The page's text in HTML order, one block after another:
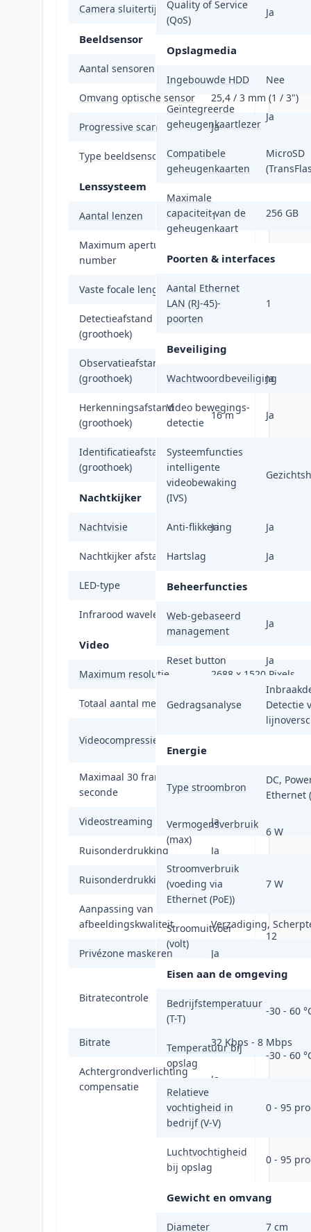
Camera sluitertijd 1/3 - 1/100000 s
Beeldsensor
Aantal sensoren
Omvang optische sensor 25,4 / 3 mm (1 / 3")
Progressive scan Ja
Type beeldsensor CMOS
Lenssysteem
Aantal lenzen 1
Maximum aperture
number
1,6
Vaste focale lengte 4 mm
Detectieafstand
(groothoek)
Observatieafstand
(groothoek)
Herkenningsafstand
(groothoek)
16 m
Identificatieafstand
(groothoek)
8 m
Nachtkijker
Nachtvisie Ja
Nachtkijker afstand
LED-type IR
Infrarood wavelength 850 nm
Video
Maximum resolutie 2688 x 1520 Pixels
Totaal aantal megapixels 4 MP
Videocompressieformaten
Maximaal 30 frames per
seconde
30 fps
Videostreaming Ja
Ruisonderdrukking Ja
Ruisonderdrukkingstechnologie3D-
Aanpassing van de
afbeeldingskwaliteit
Helderheid, Contrast,
Verzadiging,
Privézone maskeren Ja
Bitratecontrole
Constant Bit Rate
(CBR)/Variable Bit
(VBR)
Bitrate 32 Kbps - 8 Mbps
Achtergrondverlichting
compensatie
Ja
Quality of Service
(QoS)
Ja
Opslagmedia
Ingebouwde HDD Nee
Geïntegreerde
geheugenkaartlezer
Ja
Compatibele
geheugenkaarten
MicroSD
Maximale
capaciteit van de
geheugenkaart
256 GB
Poorten & interfaces
Aantal Ethernet
LAN (RJ-45)-
poorten
1
Beveiliging
Wachtwoordbeveiliging
Ja
Video bewegings-
detectie
Ja
Systeemfuncties
intelligente
videobewaking
(IVS)
Anti-flikkering Ja
Hartslag Ja
Beheerfuncties
Web-gebaseerd
management
Ja
Reset button Ja
Gedragsanalyse
Detectie
Energie
Type stroombron
DC,
Ethernet
Vermogensverbruik
(max)
6 W
Stroomverbruik
(voeding via
Ethernet (PoE))
7 W
Stroomuitvoer
(volt)
12
Eisen aan de omgeving
Bedrijfstemperatuur
(T-T)
-30 - 60
Temperatuur bij
opslag
-30 - 60
Relatieve
vochtigheid in
bedrijf (V-V)
0 - 95
Luchtvochtigheid
bij opslag
0 - 95
Gewicht en omvang
Diameter 7 cm